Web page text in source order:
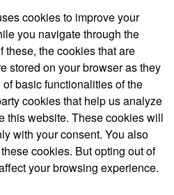
cookies to improve your
you navigate through the
these, the cookies that are
stored on your browser as they
basic functionalities of the
cookies that help us analyze
this website. These cookies will
with your consent. You also
cookies. But opting out of
your browsing experience.